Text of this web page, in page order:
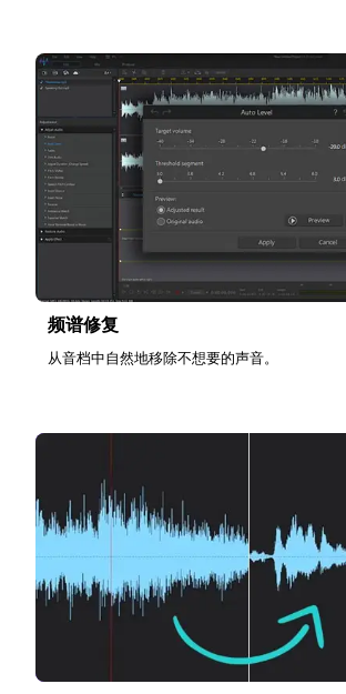
频谱修复
从音档中自然地移除不想要的声音。